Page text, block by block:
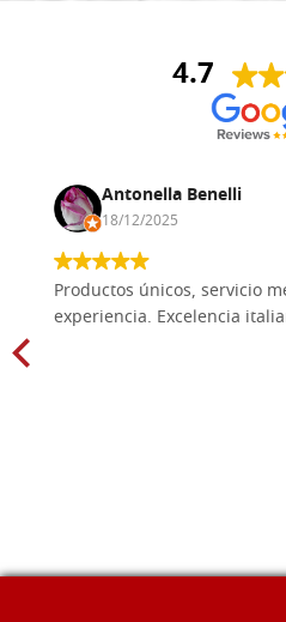
4.7
Antonella Benelli
18/12/2025
Productos únicos, servicio
experiencia. Excelencia